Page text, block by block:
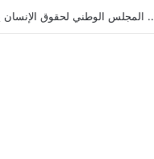
في دائرة فاس الجنوبي